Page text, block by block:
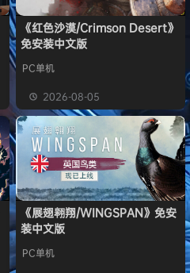
《红色沙漠/Crimson Desert》
免安装中文版
PC单机
2026-08-05
《展翅翱翔/WINGSPAN》免安
装中文版
PC单机